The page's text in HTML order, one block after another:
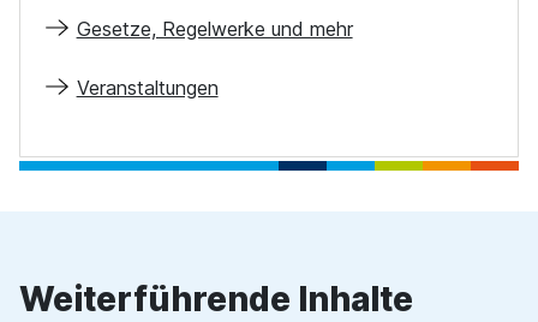
Gesetze, Regelwerke und mehr
Veranstaltungen
Weiterführende Inhalte